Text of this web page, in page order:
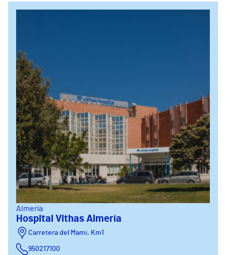
Almería
Hospital Vithas Almería
Carretera del Mami, Km1
950217100